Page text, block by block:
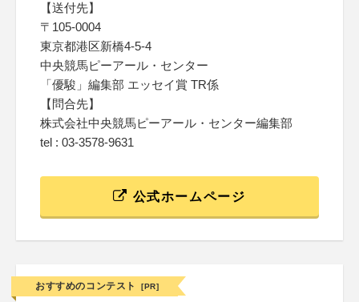
【送付先】
〒105-0004
東京都港区新橋4-5-4
中央競馬ピーアール・センター
「優駿」編集部 エッセイ賞 TR係
【問合先】
株式会社中央競馬ピーアール・センター編集部
tel : 03-3578-9631
公式ホームページ
おすすめのコンテスト [PR]